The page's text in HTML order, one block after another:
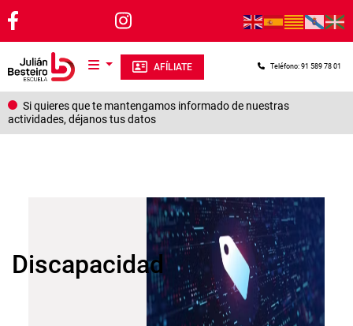
Pasar al contenido principal
AFÍLIATE Teléfono: 91 589 78 01
Si quieres que te mantengamos informado de nuestras
actividades, déjanos tus datos
Discapacidad